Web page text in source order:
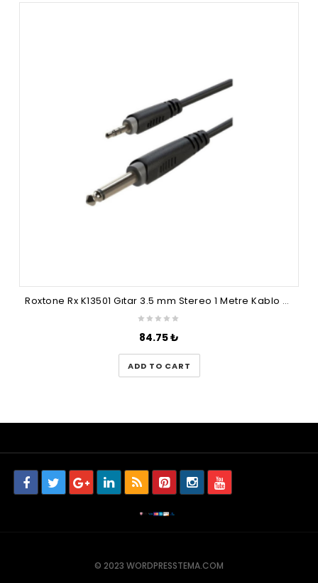
Roxtone Rx K13501 Gıtar 3.5 mm Stereo 1 Metre Kablo (Ara Kablo)
84.75₺
ADD TO CART
© 2023 WORDPRESSTEMA.COM